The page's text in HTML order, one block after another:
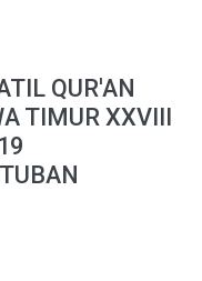
QUR'AN
TIMUR XXVIII